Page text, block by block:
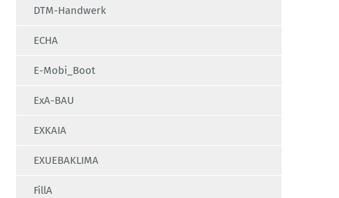
DTM-Handwerk
ECHA
E-Mobi_Boot
ExA-BAU
EXKAIA
EXUEBAKLIMA
FillA